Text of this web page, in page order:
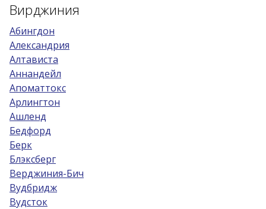
Вирджиния
Абингдон
Александрия
Алтависта
Аннандейл
Апоматтокс
Арлингтон
Ашленд
Бедфорд
Берк
Блэксберг
Верджиния-Бич
Вудбридж
Вудсток